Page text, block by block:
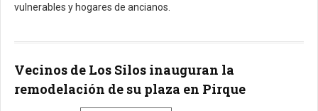
vulnerables y hogares de ancianos.
Vecinos de Los Silos inauguran la
remodelación de su plaza en Pirque